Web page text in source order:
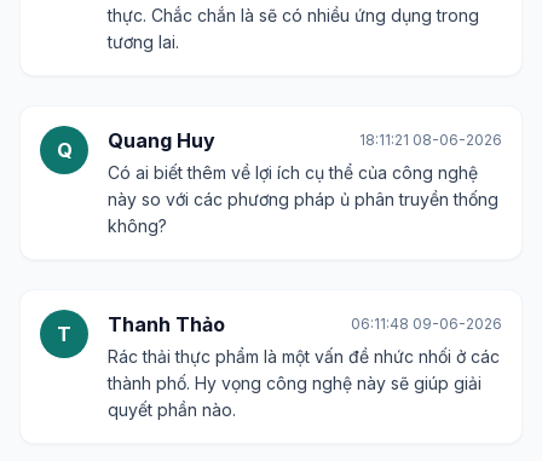
thực. Chắc chắn là sẽ có nhiều ứng dụng trong
tương lai.
Q Quang Huy 18:11:21 08-06-2026
Có ai biết thêm về lợi ích cụ thể của công nghệ
này so với các phương pháp ủ phân truyền thống
không?
T Thanh Thảo 06:11:48 09-06-2026
Rác thải thực phẩm là một vấn đề nhức nhối ở các
thành phố. Hy vọng công nghệ này sẽ giúp giải
quyết phần nào.